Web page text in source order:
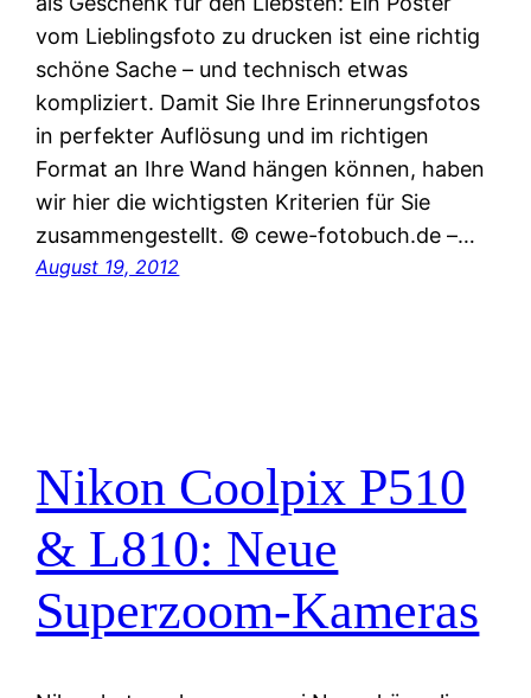
vom Lieblingsfoto zu drucken ist eine richtig
schöne Sache – und technisch etwas
kompliziert. Damit Sie Ihre Erinnerungsfotos
in perfekter Auflösung und im richtigen
Format an Ihre Wand hängen können, haben
wir hier die wichtigsten Kriterien für Sie
zusammengestellt. © cewe-fotobuch.de –…
August 19, 2012
Nikon Coolpix P510
& L810: Neue
Superzoom-Kameras